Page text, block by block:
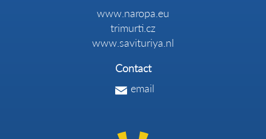
www.naropa.eu
trimurti.cz
www.savituriya.nl
Contact
email